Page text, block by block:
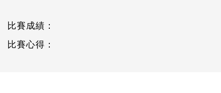
比賽成績：
比賽心得：